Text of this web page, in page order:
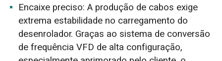
Encaixe preciso: A produção de cabos exige
extrema estabilidade no carregamento do
desenrolador. Graças ao sistema de conversão
de frequência VFD de alta configuração,